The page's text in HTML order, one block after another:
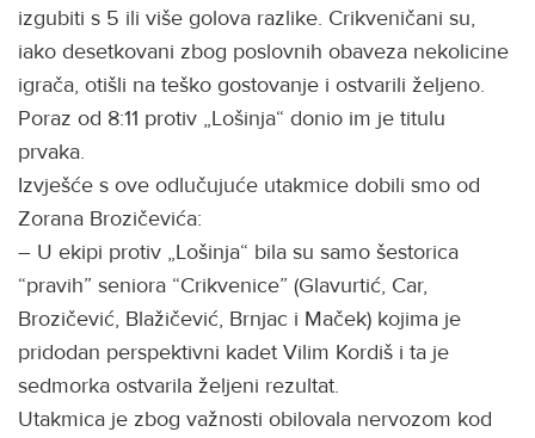
izgubiti s 5 ili više golova razlike. Crikveničani su,
iako desetkovani zbog poslovnih obaveza nekolicine
igrača, otišli na teško gostovanje i ostvarili željeno.
Poraz od 8:11 protiv „Lošinja“ donio im je titulu
prvaka.
Izvješće s ove odlučujuće utakmice dobili smo od
Zorana Brozičevića:
– U ekipi protiv „Lošinja“ bila su samo šestorica
“pravih” seniora “Crikvenice” (Glavurtić, Car,
Brozičević, Blažičević, Brnjac i Maček) kojima je
pridodan perspektivni kadet Vilim Kordiš i ta je
sedmorka ostvarila željeni rezultat.
Utakmica je zbog važnosti obilovala nervozom kod